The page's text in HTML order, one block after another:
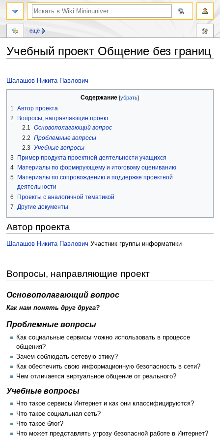
Учебный проект Общение без границ
навигации
поиску
Шалашов Никита Павлович
Содержание
1 Автор проекта
2
Вопросы, направляющие проект
2.1 Основополагающий вопрос
2.2 Проблемные вопросы
2.3
Учебные вопросы
3
Пример продукта проектной деятельности учащихся
4
Материалы по формирующему и итоговому оцениванию
5
Материалы по сопровождению и поддержке проектной
деятельности
6
Проекты с аналогичной тематикой
7
Другие документы
Автор проекта
Шалашов Никита Павлович Участник группы информатики
Вопросы, направляющие проект
Основополагающий вопрос
Как нам понять друг друга?
Проблемные вопросы
Как социальные сервисы можно использовать в процессе
общения?
Зачем соблюдать сетевую этику?
Как обеспечить свою информационную безопасность в сети?
Чем отличается виртуальное общение от реального?
Учебные вопросы
Что такое сервисы Интернет и как они классифицируются?
Что такое социальная сеть?
Что такое блог?
Что может представлять угрозу безопасной работе в Интернет?
ещё